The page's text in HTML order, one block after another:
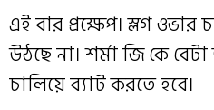
এই বার প্রক্ষেপ। স্লগ ওভার
উঠছে না। শর্মা জি কে
চালিয়ে ব্যাট করতে হবে।